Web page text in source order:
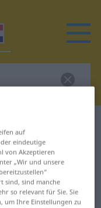
für
auf
eindeutige
von Akzeptieren
„Wir und unsere
sind, sind manche
so relevant für Sie. Sie
um Ihre Einstellungen zu